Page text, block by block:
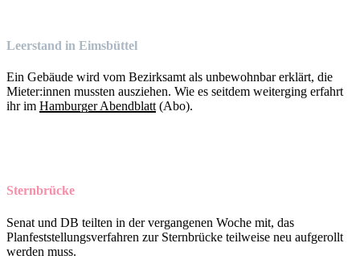
Leerstand in Eimsbüttel
Ein Gebäude wird vom Bezirksamt als unbewohnbar erklärt, die
Mieter:innen mussten ausziehen. Wie es seitdem weiterging erfahrt
ihr im Hamburger Abendblatt (Abo).
Sternbrücke
Senat und DB teilten in der vergangenen Woche mit, das
Planfeststellungsverfahren zur Sternbrücke teilweise neu aufgerollt
werden muss.